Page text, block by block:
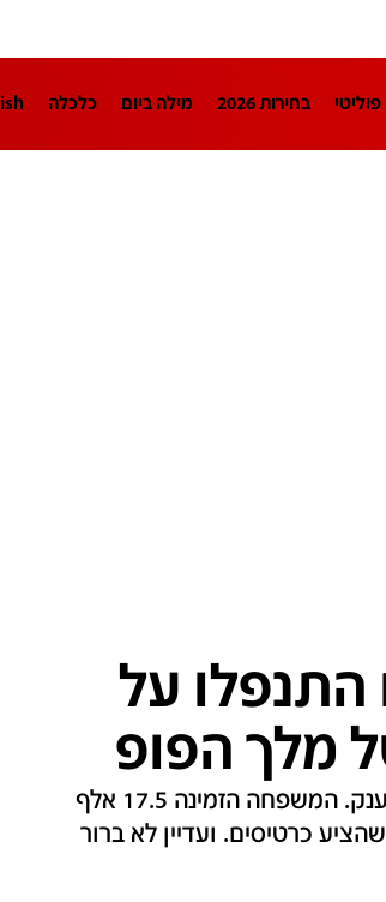
פוליטי בחירות 2026 מילה ביום כלכלה
התנפלו על
מלך הפופ
ביום שלישי יפרדו המעריצים ממייקל ג'קסון בטקס ענק. המשפחה הזמינה 17.5 אלף
כרטיסים. ועדיין לא ברור